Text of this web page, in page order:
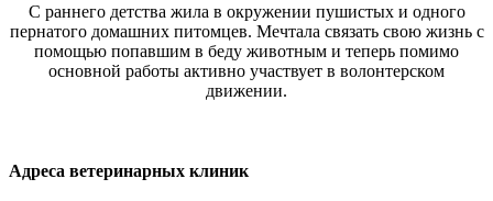
С раннего детства жила в окружении пушистых и одного
пернатого домашних питомцев. Мечтала связать свою жизнь с
помощью попавшим в беду животным и теперь помимо
основной работы активно участвует в волонтерском
движении.
Адреса ветеринарных клиник